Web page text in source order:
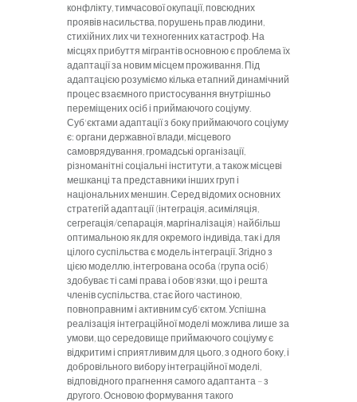
конфлікту, тимчасової окупації, повсюдних
проявів насильства, порушень прав людини,
стихійних лих чи техногенних катастроф. На
місцях прибуття мігрантів основною є проблема їх
адаптації за новим місцем проживання. Під
адаптацією розуміємо кілька етапний динамічний
процес взаємного пристосування внутрішньо
переміщених осіб і приймаючого соціуму.
Суб'єктами адаптації з боку приймаючого соціуму
є: органи державної влади, місцевого
самоврядування, громадські організації,
різноманітні соціальні інститути, а також місцеві
мешканці та представники інших груп і
національних меншин. Серед відомих основних
стратегій адаптації (інтеграція, асиміляція,
сегрегація/сепарація, маргіналізація) найбільш
оптимальною як для окремого індивіда, так і для
цілого суспільства є модель інтеграції. Згідно з
цією моделлю, інтегрована особа (група осіб)
здобуває ті самі права і обов'язки, що і решта
членів суспільства, стає його частиною,
повноправним і активним суб'єктом. Успішна
реалізація інтеграційної моделі можлива лише за
умови, що середовище приймаючого соціуму є
відкритим і сприятливим для цього, з одного боку, і
добровільного вибору інтеграційної моделі,
відповідного прагнення самого адаптанта – з
другого. Основою формування такого